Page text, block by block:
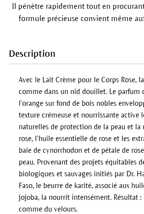
Il pénètre rapidement tout en
formule précieuse convient même
Description
Avec le Lait Crème pour le Corps Rose,
comme dans un nid douillet. Le parfum
l’orange sur fond de bois nobles
texture crémeuse et nourrissante active
naturelles de protection de la peau et la
rose, l’huile essentielle de rose et les
baie de cynorrhodon et de pétale de
peau. Provenant des projets équitables
biologiques et sauvages initiés par Dr.
Faso, le beurre de karité, associé aux
jojoba, la nourrit intensément. Résultat :
comme du velours.